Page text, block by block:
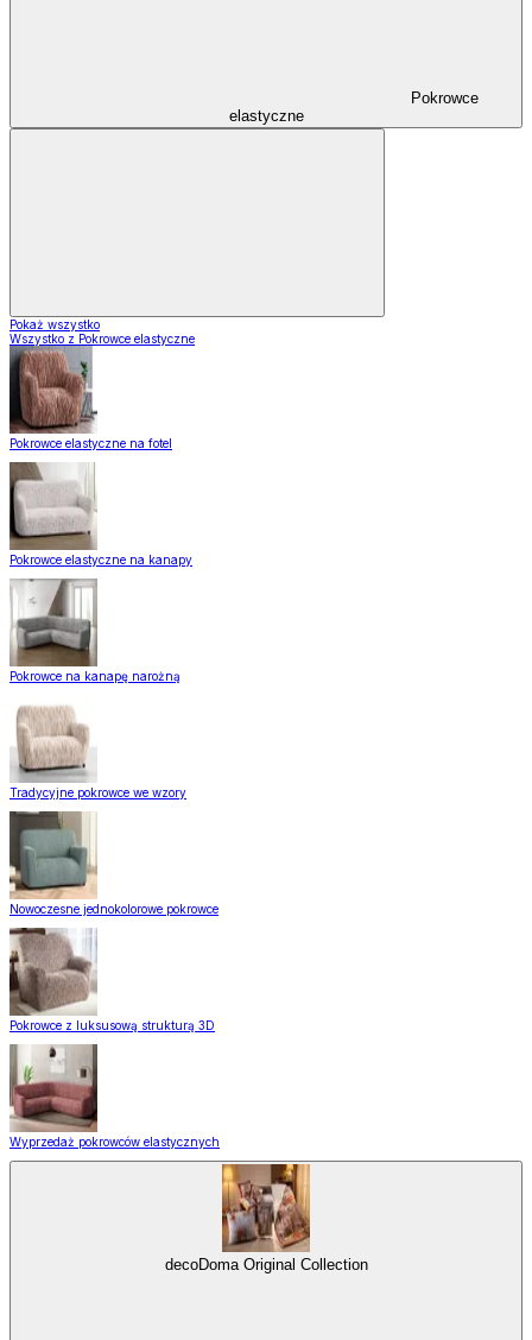
Pokrowce
elastyczne
Pokaż wszystko
Wszystko z Pokrowce elastyczne
Pokrowce elastyczne na fotel
Pokrowce elastyczne na kanapy
Pokrowce na kanapę narożną
Tradycyjne pokrowce we wzory
Nowoczesne jednokolorowe pokrowce
Pokrowce z luksusową strukturą 3D
Wyprzedaż pokrowców elastycznych
decoDoma Original Collection